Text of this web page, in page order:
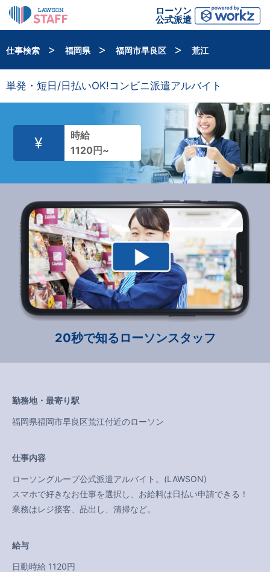
ローソン
公式派遣
仕事検索 > 福岡県 > 福岡市早良区 > 荒江
単発・短日/日払いOK!コンビニ派遣アルバイト
¥
時給
1120円~
20秒で知るローソンスタッフ
勤務地・最寄り駅
福岡県福岡市早良区荒江付近のローソン
仕事内容
ローソングループ公式派遣アルバイト。(LAWSON)
スマホで好きなお仕事を選択し、お給料は日払い申請できる！
業務はレジ接客、品出し、清掃など。
給与
日勤時給 1120円